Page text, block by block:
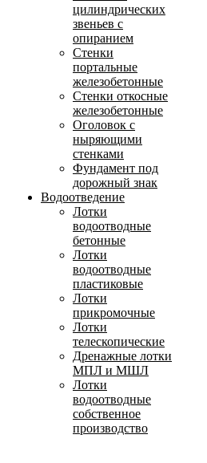
цилиндрических
звеньев с
опиранием
Стенки
портальные
железобетонные
Стенки откосные
железобетонные
Оголовок с
ныряющими
стенками
Фундамент под
дорожный знак
Водоотведение
Лотки
водоотводные
бетонные
Лотки
водоотводные
пластиковые
Лотки
прикромочные
Лотки
телескопические
Дренажные лотки
МПЛ и МШЛ
Лотки
водоотводные
собственное
производство